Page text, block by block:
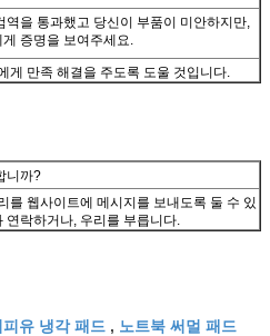
을 통과했고 당신이 부품이 미안하지만,
증명을 보여주세요.
게 만족 해결을 주도록 도울 것입니다.
니까?
를 웹사이트에 메시지를 보내도록 둘 수 있
연락하거나, 우리를 부릅니다.
유 냉각 패드 , 노트북 써멀 패드